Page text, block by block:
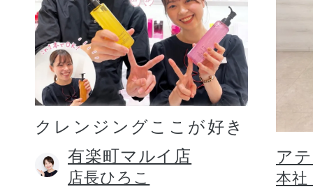
クレンジングここが好き
有楽町マルイ店
店長ひろこ
ア
本